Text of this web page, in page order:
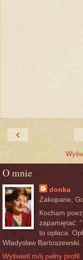
‹
O mnie
donka
Zakopane,
Kocham
zapamiętać:
to opłaca.
Władysław Bartoszewski.
Wyświetl mój pełny profil